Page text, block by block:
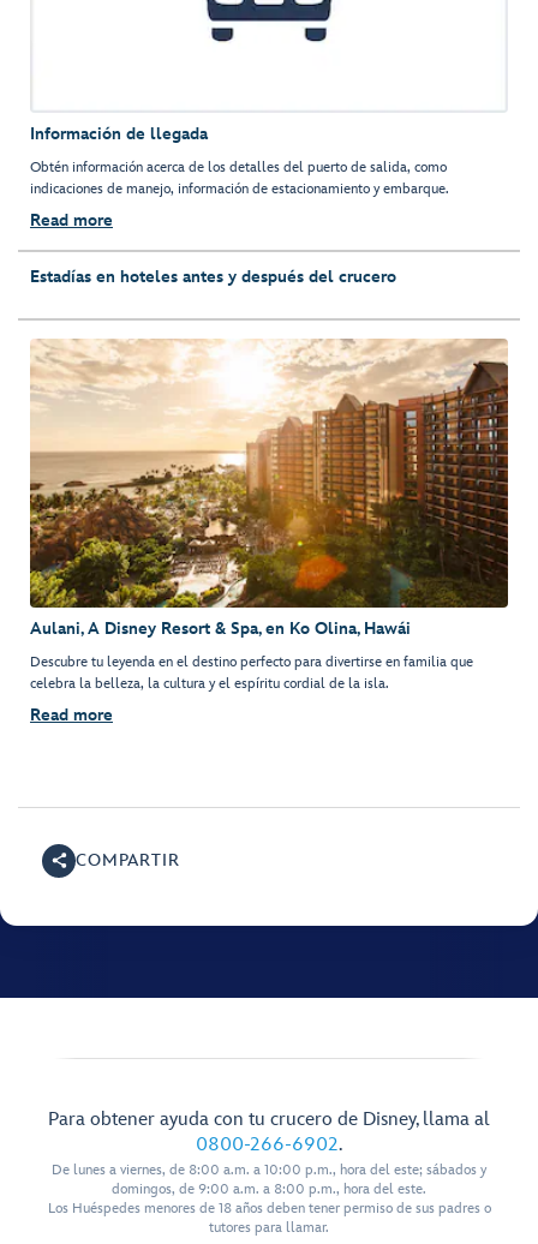
Información de llegada
Obtén información acerca de los detalles del puerto de salida, como
indicaciones de manejo, información de estacionamiento y embarque.
Read more
Estadías en hoteles antes y después del crucero
Aulani, A Disney Resort & Spa, en Ko Olina, Hawái
Descubre tu leyenda en el destino perfecto para divertirse en familia que
celebra la belleza, la cultura y el espíritu cordial de la isla.
Read more
COMPARTIR
Para obtener ayuda con tu crucero de Disney, llama al
0800-266-6902.
De lunes a viernes, de 8:00 a.m. a 10:00 p.m., hora del este; sábados y
domingos, de 9:00 a.m. a 8:00 p.m., hora del este.
Los Huéspedes menores de 18 años deben tener permiso de sus padres o
tutores para llamar.